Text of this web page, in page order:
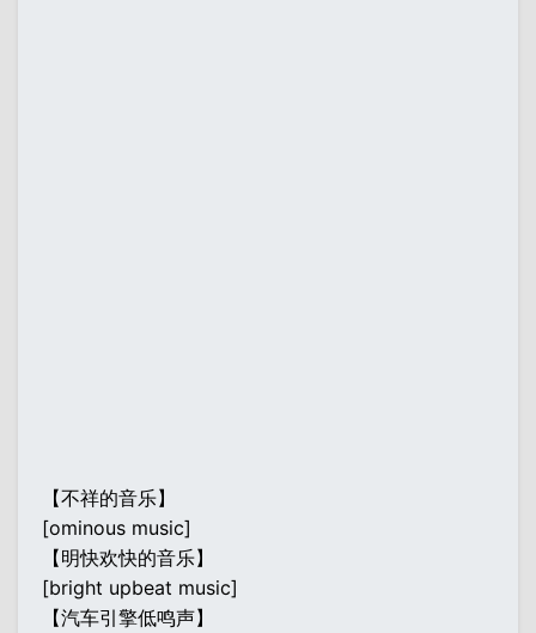
【不祥的音乐】
[ominous music]
【明快欢快的音乐】
[bright upbeat music]
【汽车引擎低鸣声】